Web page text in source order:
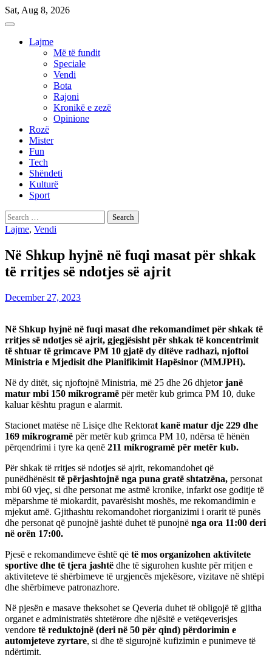
Skip
to
Sat, Aug 8, 2026
Lajme
Më të fundit
Speciale
Vendi
Bota
Rajoni
Kronikë e zezë
Opinione
Rozë
Mister
Fun
Tech
Shëndeti
Kulturë
Sport
Search
for:
Lajme, Vendi
Në Shkup hyjnë në fuqi masat për shkak
të rritjes së ndotjes së ajrit
December 27, 2023
Në Shkup hyjnë në fuqi masat dhe rekomandimet për shkak të
rritjes së ndotjes së ajrit, gjegjësisht për shkak të koncentrimit
të shtuar të grimcave PM 10 gjatë dy ditëve radhazi, njoftoi
Ministria e Mjedisit dhe Planifikimit Hapësinor (MMJPH).
Në dy ditët, siç njoftojnë Ministria, më 25 dhe 26 dhjetor janë
matur mbi 150 mikrogramë për metër kub grimca PM 10, duke
kaluar kështu pragun e alarmit.
Stacionet matëse në Lisiçe dhe Rektorat kanë matur dje 229 dhe
169 mikrogramë për metër kub grimca PM 10, ndërsa të hënën
përqendrimi i tyre ka qenë 211 mikrogramë për metër kub.
Për shkak të rritjes së ndotjes së ajrit, rekomandohet që
punëdhënësit të përjashtojnë nga puna gratë shtatzëna, personat
mbi 60 vjeç, si dhe personat me astmë kronike, infarkt ose goditje të
mëparshme të miokardit, pavarësisht moshës, me rekomandimin e
mjekut amë. Gjithashtu rekomandohet riorganizimi i orarit të punës
dhe personat që punojnë jashtë duhet të punojnë nga ora 11:00 deri
në orën 17:00.
Pjesë e rekomandimeve është që të mos organizohen aktivitete
sportive dhe të tjera jashtë dhe të sigurohen kushte për rritjen e
aktiviteteve të shërbimeve të urgjencës mjekësore, vizitave në shtëpi
dhe shërbimeve patronazhore.
Në pjesën e masave theksohet se Qeveria duhet të obligojë të gjitha
organet e administratës shtetërore dhe njësitë e vetëqeverisjes
vendore të reduktojnë (deri në 50 për qind) përdorimin e
automjeteve zyrtare, si dhe të sigurojnë kufizimin e punimeve të
ndërtimit.